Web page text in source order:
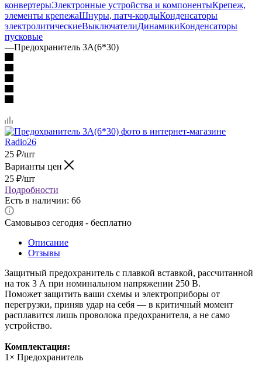
конвертерыЭлектронные устройства и компонентыКрепеж,
элементы крепежаШнуры, патч-кордыКонденсаторы
электролитическиеВыключателиДинамикиКонденсаторы
пусковые
—Предохранитель 3А(6*30)
25 ₽/шт
Варианты цен
25 ₽/шт
Подробности
Есть в наличии: 66
Самовывоз сегодня - бесплатно
Описание
Отзывы
Защитный предохранитель с плавкой вставкой, рассчитанной
на ток 3 А при номинальном напряжении 250 В.
Поможет защитить ваши схемы и электроприборы от
перегрузки, приняв удар на себя — в критичный момент
расплавится лишь проволока предохранителя, а не само
устройство.
Комплектация:
1× Предохранитель